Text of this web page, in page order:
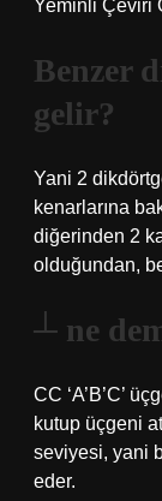
Yeminli Çeviri
Benzer
gelir?
Yani 2
kenarlarına
diğerinden 2
olduğundan,
┴ ne
CC ‘A’B’C’
kutup üçgeni
seviyesi, yani
eder.